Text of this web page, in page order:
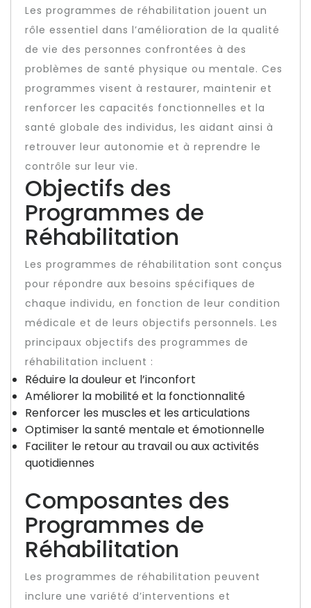
Les programmes de réhabilitation jouent un
rôle essentiel dans l’amélioration de la qualité
de vie des personnes confrontées à des
problèmes de santé physique ou mentale. Ces
programmes visent à restaurer, maintenir et
renforcer les capacités fonctionnelles et la
santé globale des individus, les aidant ainsi à
retrouver leur autonomie et à reprendre le
contrôle sur leur vie.
Objectifs des
Programmes de
Réhabilitation
Les programmes de réhabilitation sont conçus
pour répondre aux besoins spécifiques de
chaque individu, en fonction de leur condition
médicale et de leurs objectifs personnels. Les
principaux objectifs des programmes de
réhabilitation incluent :
Réduire la douleur et l’inconfort
Améliorer la mobilité et la fonctionnalité
Renforcer les muscles et les articulations
Optimiser la santé mentale et émotionnelle
Faciliter le retour au travail ou aux activités
quotidiennes
Composantes des
Programmes de
Réhabilitation
Les programmes de réhabilitation peuvent
inclure une variété d’interventions et